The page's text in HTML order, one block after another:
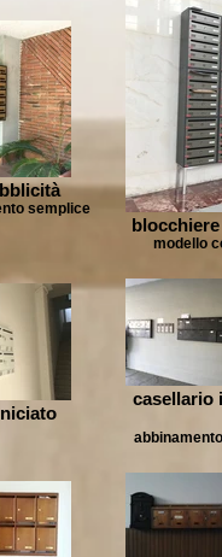
semplice
modello
casellario